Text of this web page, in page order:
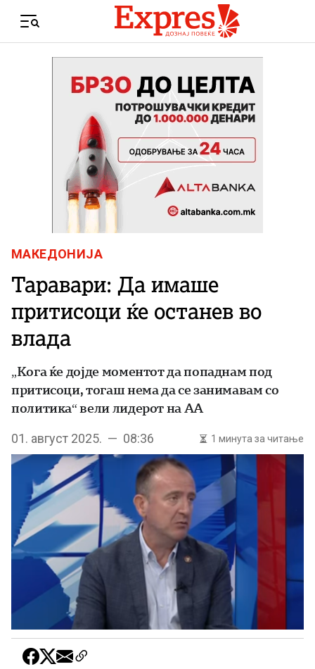
Menu
МАКЕДОНИЈА
Таравари: Да имаше
притисоци ќе останев во
влада
„Кога ќе дојде моментот да попаднам под
притисоци, тогаш нема да се занимавам со
политика“ вели лидерот на АА
01. август 2025. — 08:36 1 минута за читање